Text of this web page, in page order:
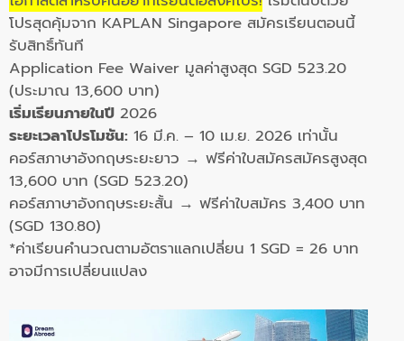
โปรสุดคุ้มจาก KAPLAN Singapore สมัครเรียนตอนนี้
รับสิทธิ์ทันที
Application Fee Waiver มูลค่าสูงสุด SGD 523.20
(ประมาณ 13,600 บาท)
เริ่มเรียนภายในปี 2026
ระยะเวลาโปรโมชัน: 16 มี.ค. – 10 เม.ย. 2026 เท่านั้น
คอร์สภาษาอังกฤษระยะยาว → ฟรีค่าใบสมัครสมัครสูงสุด
13,600 บาท (SGD 523.20)
คอร์สภาษาอังกฤษระยะสั้น → ฟรีค่าใบสมัคร 3,400 บาท
(SGD 130.80)
*ค่าเรียนคำนวณตามอัตราแลกเปลี่ยน 1 SGD = 26 บาท
อาจมีการเปลี่ยนแปลง